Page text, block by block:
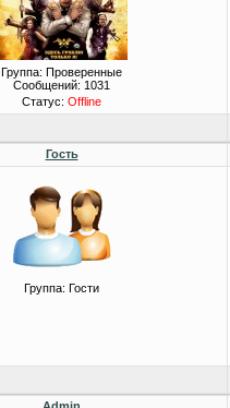
Группа: Проверенные
Сообщений: 1031
Статус: Offline
Гость
Группа: Гости